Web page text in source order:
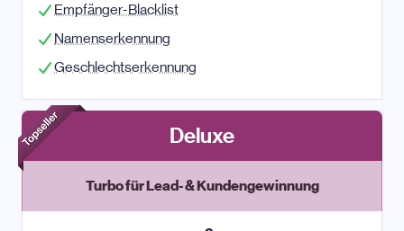
Empfänger-Blacklist
Namenserkennung
Geschlechtserkennung
Deluxe
Turbo für Lead- & Kundengewinnung